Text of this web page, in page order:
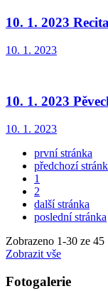
10. 1. 2023
10. 1. 2023
10. 1. 2023
10. 1. 2023
první stránka
předchozí
1
2
další stránka
poslední stránka
Zobrazeno 1-30 ze 45
Zobrazit vše
Fotogalerie